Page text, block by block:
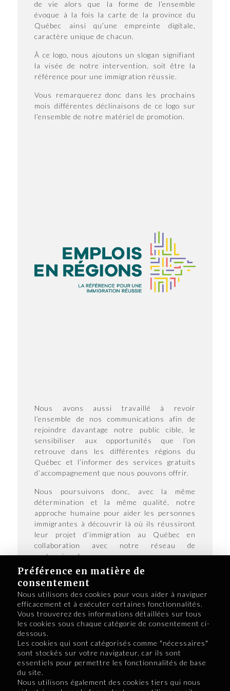
Préférence en matière de
consentement
Nous utilisons des cookies pour vous aider à naviguer
efficacement et à exécuter certaines fonctionnalités.
Vous trouverez des informations détaillées sur tous
les cookies sous chaque catégorie de consentement ci-
dessous.
Les cookies qui sont catégorisés comme "nécessaires"
sont stockés sur votre navigateur, car ils sont
essentiels pour permettre les fonctionnalités de base
du site.
Nous utilisons également des cookies tiers qui nous
de vie alors que la forme de l’ensemble
évoque à la fois la carte de la province du
Québec ainsi qu’une empreinte digitale,
caractère unique de chacun.
À ce logo, nous ajoutons un slogan signifiant
la visée de notre intervention, soit être la
référence pour une immigration réussie.
Vous remarquerez donc dans les prochains
mois différentes déclinaisons de ce logo sur
l’ensemble de notre matériel de promotion.
Nous avons aussi travaillé à revoir
l’ensemble de nos communications afin de
rejoindre davantage notre public cible, le
sensibiliser aux opportunités que l’on
retrouve dans les différentes régions du
Québec et l’informer des services gratuits
d’accompagnement que nous pouvons offrir.
Nous poursuivons donc, avec la même
détermination et la même qualité, notre
approche humaine pour aider les personnes
immigrantes à découvrir là où ils réussiront
leur projet d’immigration au Québec en
collaboration avec notre réseau de
partenaires locaux.